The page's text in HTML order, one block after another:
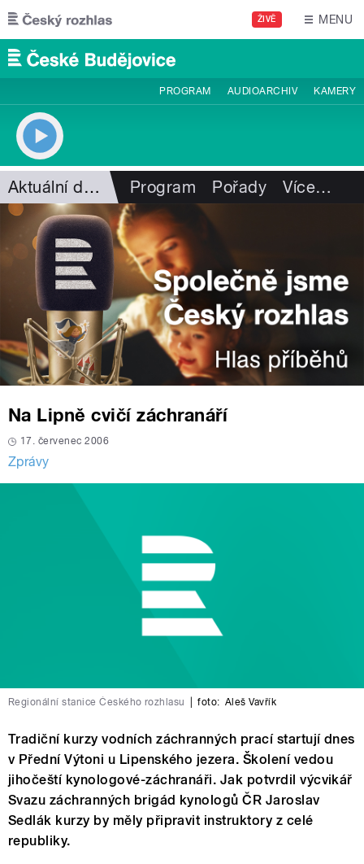
Přejít k hlavnímu obsahu
ŽIVĚ MENU
PROGRAM AUDIOARCHIV KAMERY
Aktuální dění Program Pořady Více…
Na Lipně cvičí záchranáří
17. červenec 2006
Zprávy
Regionální stanice Českého rozhlasu foto: Aleš Vavřík
Tradiční kurzy vodních záchranných prací startují dnes
v Přední Výtoni u Lipenského jezera. Školení vedou
jihočeští kynologové-záchranáři. Jak potvrdil výcvikář
Svazu záchranných brigád kynologů ČR Jaroslav
Sedlák kurzy by měly připravit instruktory z celé
republiky.